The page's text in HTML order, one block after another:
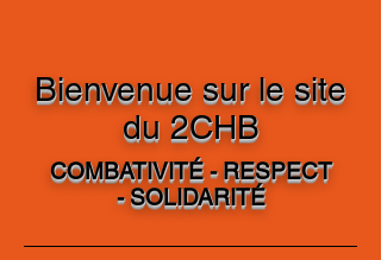
Bienvenue sur le site
du 2CHB
COMBATIVITÉ- RESPECT
-SOLIDARITÉ